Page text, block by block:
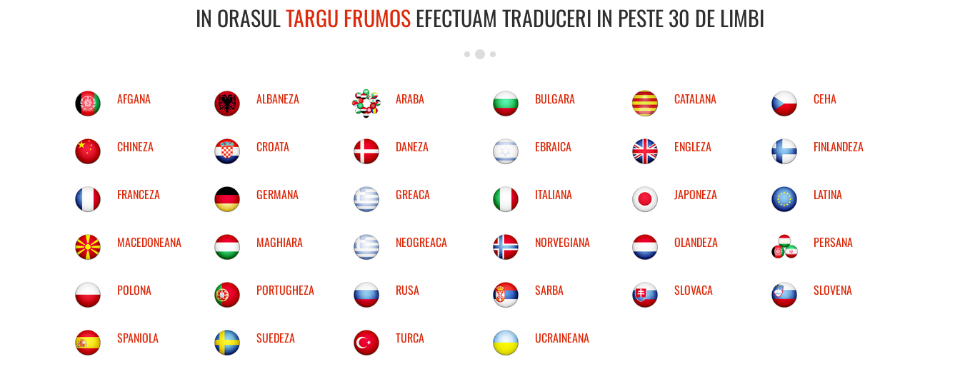
IN ORASULTARGU FRUMOS EFECTUAM TRADUCERI IN PESTE 30 DE LIMBI
AFGANA ALBANEZA ARABA BULGARA CATALANA CEHA
CHINEZA CROATA DANEZA EBRAICA ENGLEZA FINLANDEZA
FRANCEZA GERMANA GREACA ITALIANA JAPONEZA LATINA
MACEDONEANA MAGHIARA NEOGREACA NORVEGIANA OLANDEZA PERSANA
POLONA PORTUGHEZA RUSA SARBA SLOVACA SLOVENA
SPANIOLA SUEDEZA TURCA UCRAINEANA